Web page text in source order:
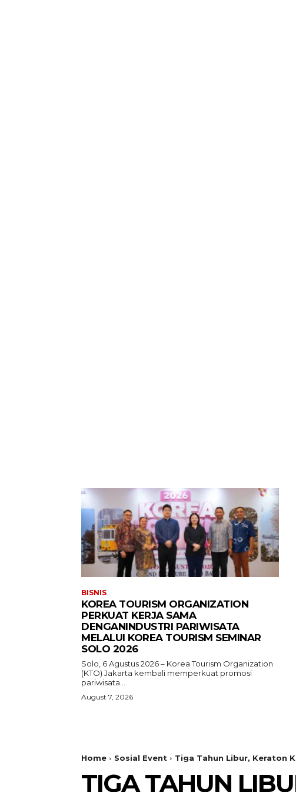
BISNIS
KOREA TOURISM ORGANIZATION
PERKUAT KERJA SAMA
DENGANINDUSTRI PARIWISATA
MELALUI KOREA TOURISM SEMINAR
SOLO 2026
Solo, 6 Agustus 2026 – Korea Tourism Organization
(KTO) Jakarta kembali memperkuat promosi
pariwisata...
August 7, 2026